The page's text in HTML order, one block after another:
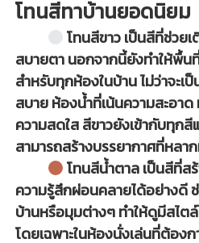
โทนสีทาบ้านยอดนิยม
โทนสีขาว เป็นสีที่ช่วย
สบายตา นอกจากนี้ยังทำให้พื้น
สำหรับทุกห้องในบ้าน ไม่ว่าจะ
สบาย ห้องน้ำที่เน้นความสะอา
ความสดใส สีขาวยังเข้ากับทุก
สามารถสร้างบรรยากาศที่หลา
โทนสีน้ำตาล เป็นสีที่ส
ความรู้สึกผ่อนคลายได้อย่างดี
บ้านหรือมุมต่างๆ ทำให้ดูมีสไต
โดยเฉพาะในห้องนั่งเล่นที่ต้อง